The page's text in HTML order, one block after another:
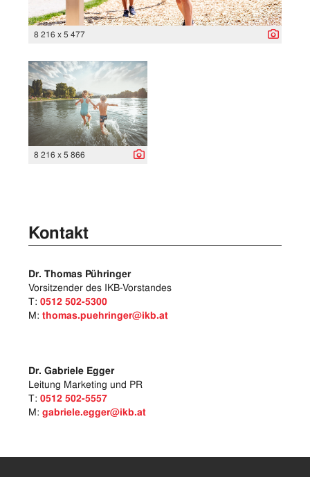
8 216 x 5 477
8 216 x 5 866
Kontakt
Dr. Thomas Pühringer
Vorsitzender des IKB-Vorstandes
T: 0512 502-5300
M: thomas.puehringer@ikb.at
Dr. Gabriele Egger
Leitung Marketing und PR
T: 0512 502-5557
M: gabriele.egger@ikb.at